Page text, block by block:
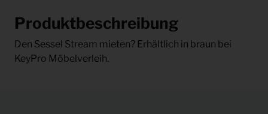
Produktbeschreibung
Den Sessel Stream mieten? Erhältlich in braun bei
KeyPro Möbelverleih.